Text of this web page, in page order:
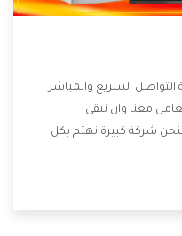
السريع والمباشر
معنا وان نبقى
شركة كبيرة نهتم بكل
التى تكون من أهم